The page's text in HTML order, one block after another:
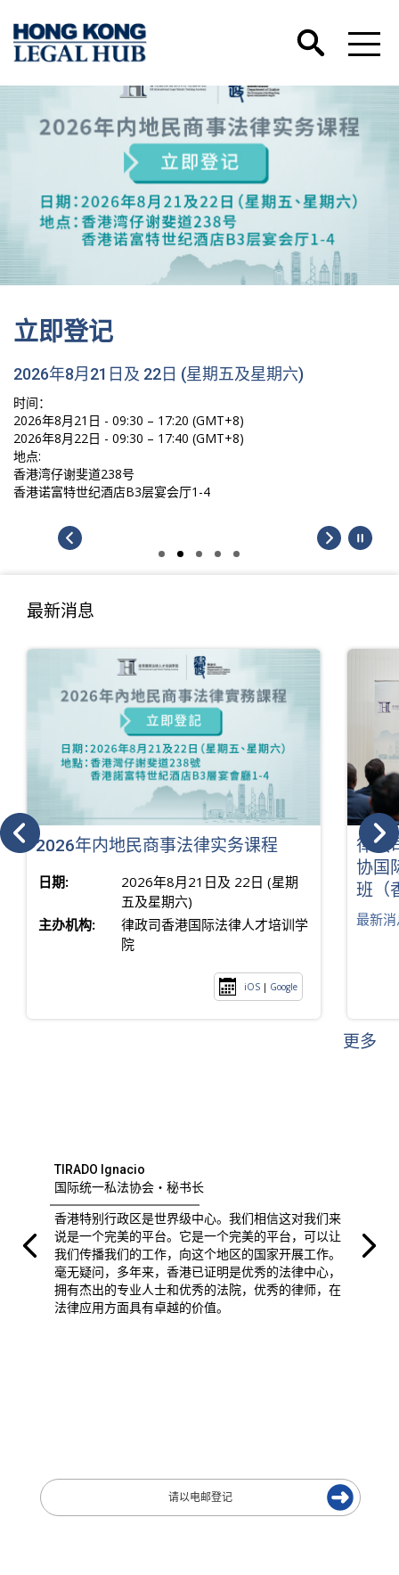
立即登记
2026年8月21日及 22日 (星期五及星期六)
时间：
2026年8月21日 - 09:30 – 17:20 (GMT+8)
2026年8月22日 - 09:30 – 17:40 (GMT+8)
地点:
香港湾仔谢斐道238号
香港诺富特世纪酒店B3层宴会厅1-4
最新消息
2026年内地民商事法律实务课程
日期:
2026年8月21日及 22日 (星期
五及星期六)
主办机构:
律政司香港国际法律人才培训学
院
iOS | Google
律政
协国
班（
最新
更多
TIRADO Ignacio
国际统一私法协会・秘书长
香港特别行政区是世界级中心。我们相信这对我们来
说是一个完美的平台。它是一个完美的平台，可以让
我们传播我们的工作，向这个地区的国家开展工作。
毫无疑问，多年来，香港已证明是优秀的法律中心，
拥有杰出的专业人士和优秀的法院，优秀的律师，在
法律应用方面具有卓越的价值。